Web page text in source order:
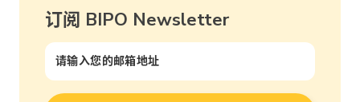
订阅 BIPO Newsletter